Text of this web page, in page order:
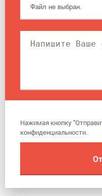
Нажимая кнопку
конфиденциальности.